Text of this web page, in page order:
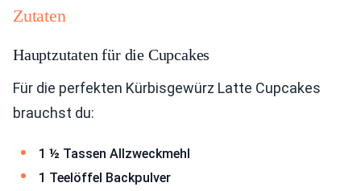
Zutaten
Hauptzutaten für die Cupcakes
Für die perfekten Kürbisgewürz Latte Cupcakes
brauchst du:
1 ½ Tassen Allzweckmehl
1 Teelöffel Backpulver